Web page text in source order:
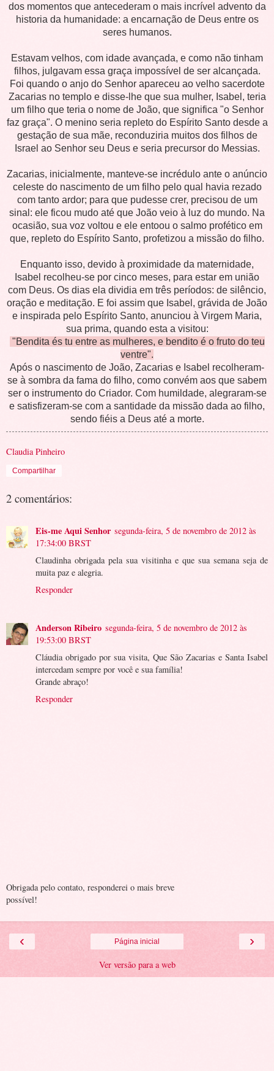
dos momentos que antecederam o mais incrível advento da
historia da humanidade: a encarnação de Deus entre os
seres humanos.
Estavam velhos, com idade avançada, e como não tinham
filhos, julgavam essa graça impossível de ser alcançada.
Foi quando o anjo do Senhor apareceu ao velho sacerdote
Zacarias no templo e disse-lhe que sua mulher, Isabel, teria
um filho que teria o nome de João, que significa "o Senhor
faz graça". O menino seria repleto do Espírito Santo desde a
gestação de sua mãe, reconduziria muitos dos filhos de
Israel ao Senhor seu Deus e seria precursor do Messias.
Zacarias, inicialmente, manteve-se incrédulo ante o anúncio
celeste do nascimento de um filho pelo qual havia rezado
com tanto ardor; para que pudesse crer, precisou de um
sinal: ele ficou mudo até que João veio à luz do mundo. Na
ocasião, sua voz voltou e ele entoou o salmo profético em
que, repleto do Espírito Santo, profetizou a missão do filho.
Enquanto isso, devido à proximidade da maternidade,
Isabel recolheu-se por cinco meses, para estar em união
com Deus. Os dias ela dividia em três períodos: de silêncio,
oração e meditação. E foi assim que Isabel, grávida de João
e inspirada pelo Espírito Santo, anunciou à Virgem Maria,
sua prima, quando esta a visitou:
"Bendita és tu entre as mulheres, e bendito é o fruto do teu
ventre".
Após o nascimento de João, Zacarias e Isabel recolheram-
se à sombra da fama do filho, como convém aos que sabem
ser o instrumento do Criador. Com humildade, alegraram-se
e satisfizeram-se com a santidade da missão dada ao filho,
sendo fiéis a Deus até a morte.
Claudia Pinheiro
Compartilhar
2 comentários:
Eis-me Aqui Senhor segunda-feira, 5 de novembro de 2012 às
17:34:00 BRST
Claudinha obrigada pela sua visitinha e que sua semana seja de
muita paz e alegria.
Responder
Anderson Ribeiro segunda-feira, 5 de novembro de 2012 às
19:53:00 BRST
Cláudia obrigado por sua visita, Que São Zacarias e Santa Isabel
intercedam sempre por você e sua família!
Grande abraço!
Responder
Obrigada pelo contato, responderei o mais breve
possível!
‹ ›
Página inicial
Ver versão para a web